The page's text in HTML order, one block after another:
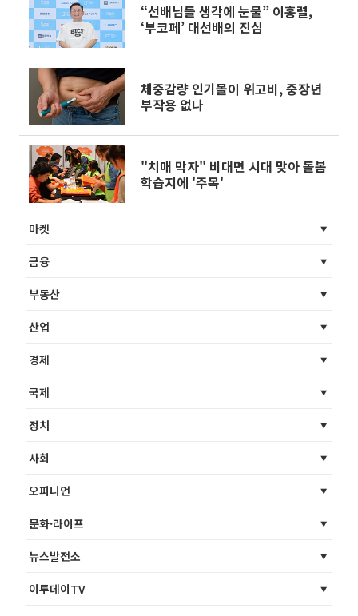
“선배님들 생각에 눈물” 이홍렬,
‘부코페’ 대선배의 진심
체중감량 인기몰이 위고비, 중장년
부작용 없나
"치매 막자" 비대면 시대 맞아 돌봄
학습지에 '주목'
마켓
금융
부동산
산업
경제
국제
정치
사회
오피니언
문화·라이프
뉴스발전소
이투데이TV